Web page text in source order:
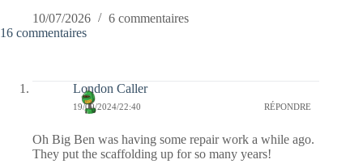
10/07/2026
6 commentaires
16 commentaires
London Caller
19/09/2024/22:40 RÉPONDRE
Oh Big Ben was having some repair work a while ago.
They put the scaffolding up for so many years!